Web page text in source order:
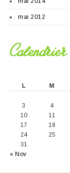
mai 2012
L
M
3
4
10
11
17
18
24
25
31
« Nov